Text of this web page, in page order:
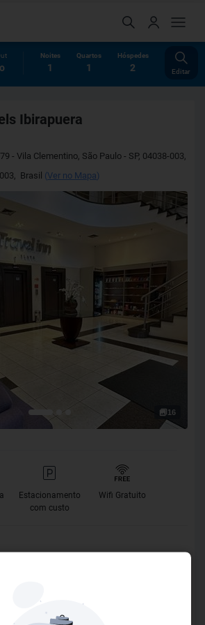
Noites
1
Quartos
1
Hóspedes
2 Editar
Ibirapuera
- Vila Clementino, São Paulo - SP, 04038-003,
, Brasil (Ver no Mapa)
16
Estacionamento
com custo
Wifi Gratuito
na zona sul da cidade de São Paulo.
do Ibirapuera, o Travel Inn Ibirapuera